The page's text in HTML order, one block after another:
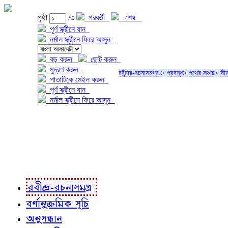
পৃষ্ঠা /৩ পরবর্তী
শেষ
পূর্ণ স্ক্রীনে যান
নর্মাল স্ক্রীনে ফিরে আসুন
বড় করুন
ছোট করুন
মুদ্রণ করুন
পাতাটিকে মেইল করুন
পূর্ণ স্ক্রীনে যান
নর্মাল স্ক্রীনে ফিরে আসুন
রবীন্দ্র-রচনাসমগ্র > প্রবন্ধ> পথের সঞ্চয়>
রবীন্দ্র-রচনাসমগ্র
বর্ণানুক্রমিক সূচি
অনুসন্ধান